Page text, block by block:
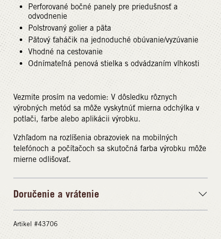
Perforované bočné panely pre priedušnosť a
odvodnenie
Polstrovaný golier a päta
Pätový ťaháčik na jednoduché obúvanie/vyzúvanie
Vhodné na cestovanie
Odnímateľná penová stielka s odvádzaním vlhkosti
Vezmite prosím na vedomie: V dôsledku rôznych
výrobných metód sa môže vyskytnúť mierna odchýlka v
potlači, farbe alebo aplikácii výrobku.
Vzhľadom na rozlíšenia obrazoviek na mobilných
telefónoch a počítačoch sa skutočná farba výrobku môže
mierne odlišovať.
Doručenie a vrátenie
Artikel #43706